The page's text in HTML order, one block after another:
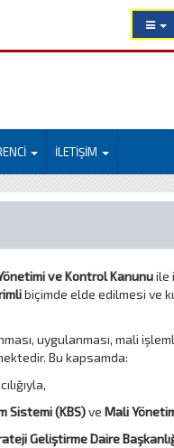
İLETİŞİM
ve Kontrol Kanunuile
biçimde elde edilmesi ve
uygulanması, mali
Bu kapsamda:
Sistemi (KBS)ve Mali
Geliştirme Daire